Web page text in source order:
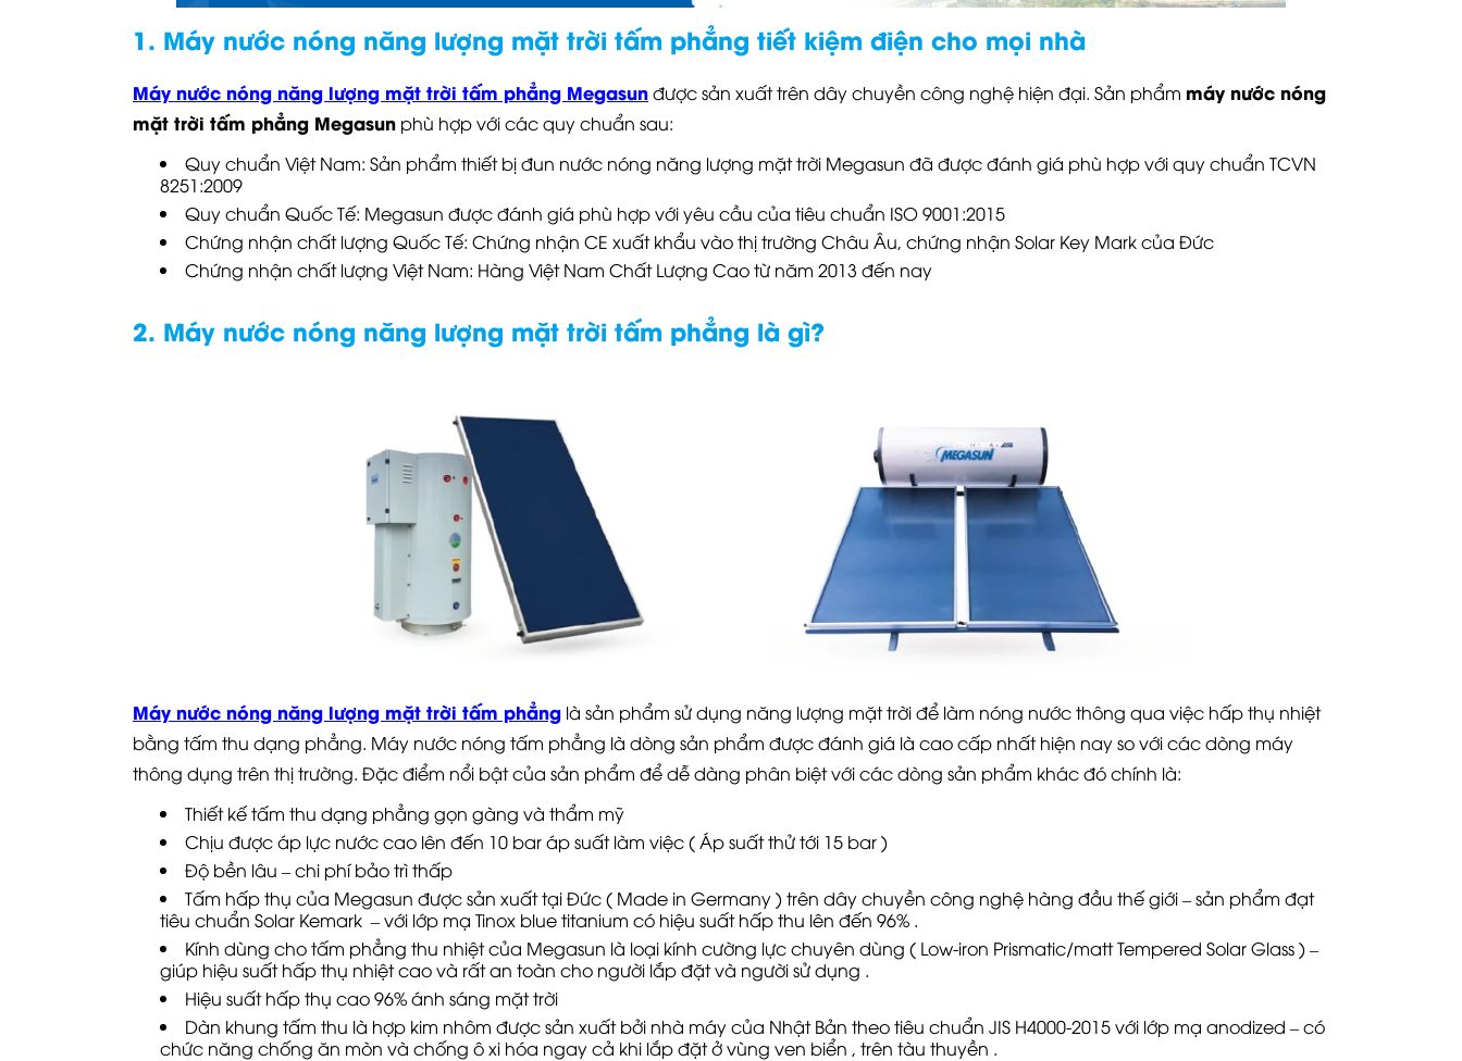
1. Máy nước nóng năng lượng mặt trời tấm phẳng tiết kiệm điện cho mọi nhà
Máy nước nóng năng lượng mặt trời tấm phẳng Megasunđược sản xuất trên dây chuyền công nghệ hiện đại. Sản phẩm máy nước nóng
mặt trời tấm phẳng Megasun phù hợp với các quy chuẩn sau:
Quy chuẩn Việt Nam: Sản phẩm thiết bị đun nước nóng năng lượng mặt trời Megasun đã được đánh giá phù hợp với quy chuẩn TCVN
8251:2009
Quy chuẩn Quốc Tế: Megasun được đánh giá phù hợp với yêu cầu của tiêu chuẩn ISO 9001:2015
Chứng nhận chất lượng Quốc Tế: Chứng nhận CE xuất khẩu vào thị trường Châu Âu, chứng nhận Solar Key Mark của Đức
Chứng nhận chất lượng Việt Nam: Hàng Việt Nam Chất Lượng Cao từ năm 2013 đến nay
2. Máy nước nóng năng lượng mặt trời tấm phẳng là gì?
Máy nước nóng năng lượng mặt trời tấm phẳng là sản phẩm sử dụng năng lượng mặt trời để làm nóng nước thông qua việc hấp thụ nhiệt
bằng tấm thu dạng phẳng. Máy nước nóng tấm phẳng là dòng sản phẩm được đánh giá là cao cấp nhất hiện nay so với các dòng máy
thông dụng trên thị trường. Đặc điểm nổi bật của sản phẩm để dễ dàng phân biệt với các dòng sản phẩm khác đó chính là:
Thiết kế tấm thu dạng phẳng gọn gàng và thẩm mỹ
Chịu được áp lực nước cao lên đến 10 bar áp suất làm việc ( Áp suất thử tới 15 bar )
Độ bền lâu – chi phí bảo trì thấp
Tấm hấp thụ của Megasun được sản xuất tại Đức ( Made in Germany ) trên dây chuyền công nghệ hàng đầu thế giới – sản phẩm đạt
tiêu chuẩn Solar Kemark – với lớp mạ Tinox blue titanium có hiệu suất hấp thu lên đến 96% .
Kính dùng cho tấm phẳng thu nhiệt của Megasun là loại kính cường lực chuyên dùng ( Low-iron Prismatic/matt Tempered Solar Glass ) –
giúp hiệu suất hấp thụ nhiệt cao và rất an toàn cho người lắp đặt và người sử dụng .
Hiệu suất hấp thụ cao 96% ánh sáng mặt trời
Dàn khung tấm thu là hợp kim nhôm được sản xuất bởi nhà máy của Nhật Bản theo tiêu chuẩn JIS H4000-2015 với lớp mạ anodized – có
chức năng chống ăn mòn và chống ô xi hóa ngay cả khi lắp đặt ở vùng ven biển , trên tàu thuyền .